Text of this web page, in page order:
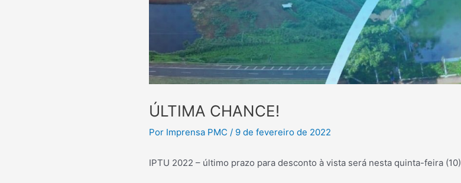
ÚLTIMA CHANCE!
Por Imprensa PMC / 9 de fevereiro de 2022
IPTU 2022 – último prazo para desconto à vista será nesta quinta-feira (10)